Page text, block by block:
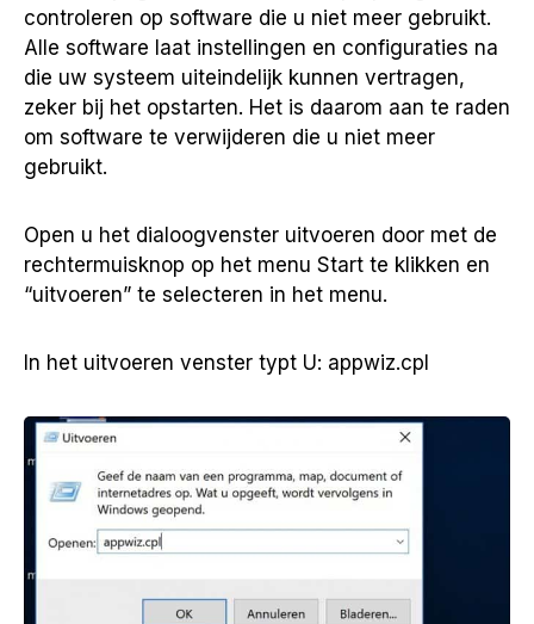
controleren op software die u niet meer gebruikt.
Alle software laat instellingen en configuraties na
die uw systeem uiteindelijk kunnen vertragen,
zeker bij het opstarten. Het is daarom aan te raden
om software te verwijderen die u niet meer
gebruikt.
Open u het dialoogvenster uitvoeren door met de
rechtermuisknop op het menu Start te klikken en
“uitvoeren” te selecteren in het menu.
In het uitvoeren venster typt U: appwiz.cpl